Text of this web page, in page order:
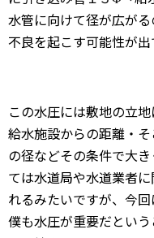
水管に向けて径が広が
不良を起こす可能性が出
この水圧には敷地の立
給水施設からの距離・
の径などその条件で大
ては水道局や水道業者
れるみたいですが、今
僕も水圧が重要だとい